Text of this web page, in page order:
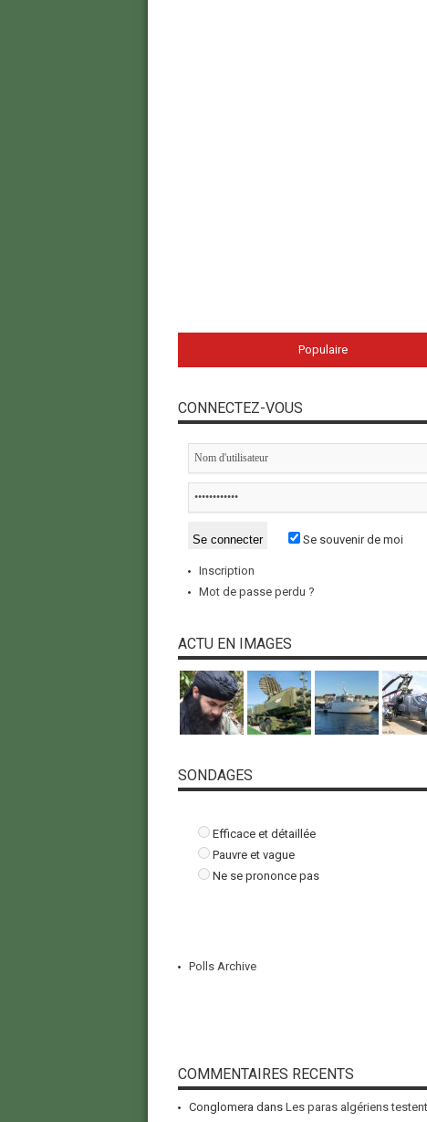
Populaire
CONNECTEZ-VOUS
Se souvenir de moi
Inscription
Mot de passe perdu ?
ACTU EN IMAGES
SONDAGES
Efficace et détaillée
Pauvre et vague
Ne se prononce pas
Polls Archive
COMMENTAIRES RECENTS
Conglomera dans Les paras algériens